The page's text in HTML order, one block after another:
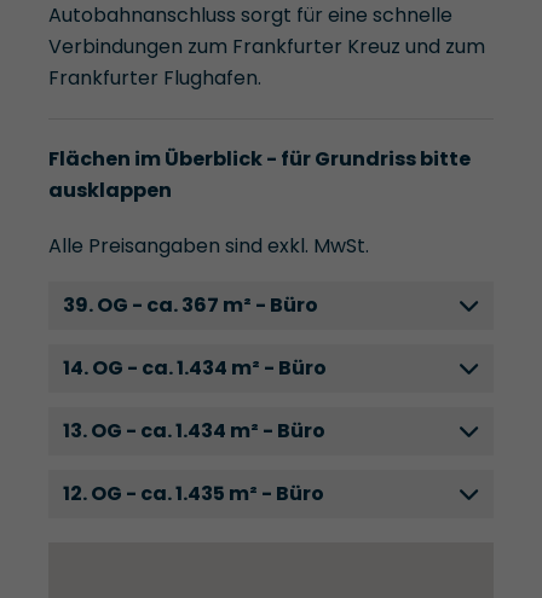
Autobahnanschluss sorgt für eine schnelle
Verbindungen zum Frankfurter Kreuz und zum
Frankfurter Flughafen.
Flächen im Überblick - für Grundriss bitte
ausklappen
Alle Preisangaben sind exkl. MwSt.
39. OG - ca. 367 m² - Büro
14. OG - ca. 1.434 m² - Büro
13. OG - ca. 1.434 m² - Büro
12. OG - ca. 1.435 m² - Büro